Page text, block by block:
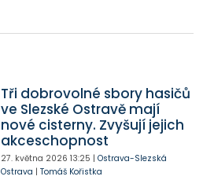
Tři dobrovolné sbory hasičů
ve Slezské Ostravě mají
nové cisterny. Zvyšují jejich
akceschopnost
27. května 2026 13:25 | Ostrava-Slezská
Ostrava | Tomáš Kořistka